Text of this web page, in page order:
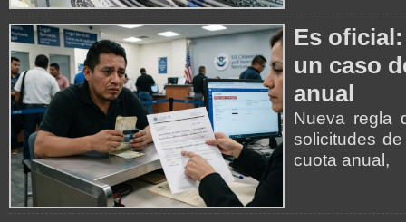
Es
un caso
anual
Nueva regla
solicitudes
cuota anual,